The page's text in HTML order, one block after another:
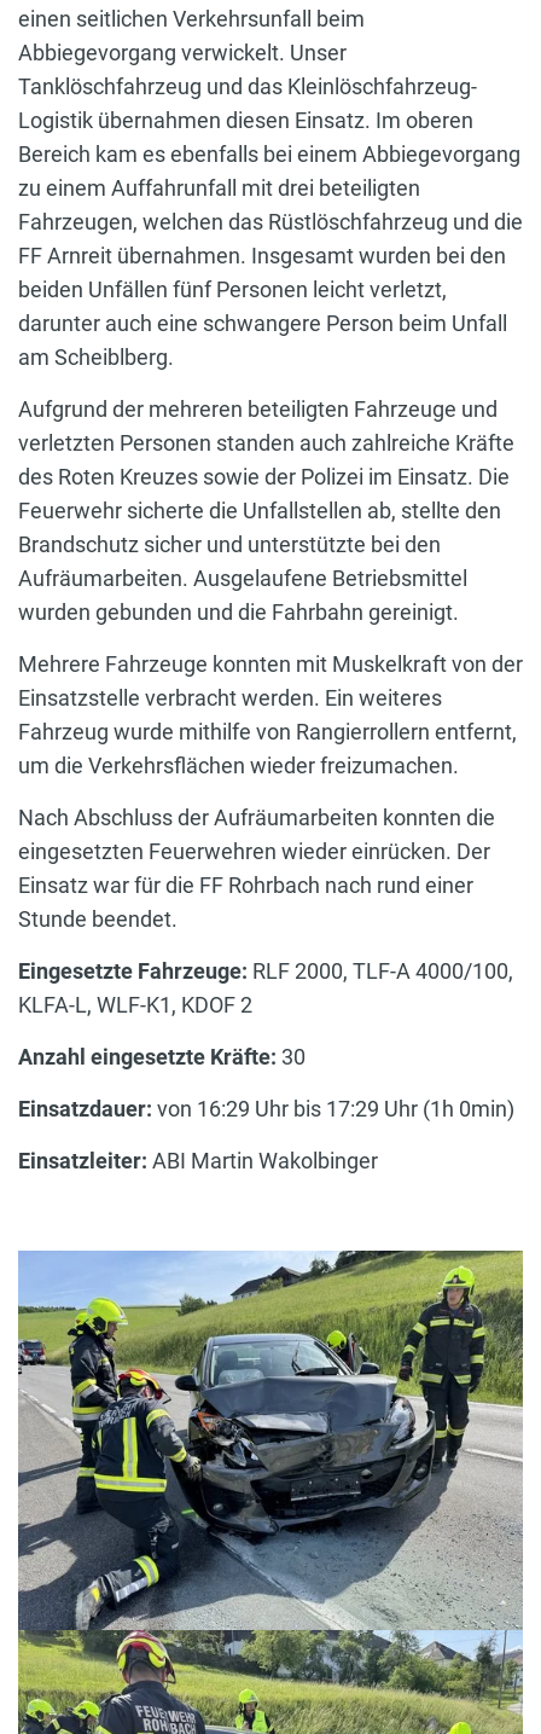
einen seitlichen Verkehrsunfall beim
Abbiegevorgang verwickelt. Unser
Tanklöschfahrzeug und das Kleinlöschfahrzeug-
Logistik übernahmen diesen Einsatz. Im oberen
Bereich kam es ebenfalls bei einem Abbiegevorgang
zu einem Auffahrunfall mit drei beteiligten
Fahrzeugen, welchen das Rüstlöschfahrzeug und die
FF Arnreit übernahmen. Insgesamt wurden bei den
beiden Unfällen fünf Personen leicht verletzt,
darunter auch eine schwangere Person beim Unfall
am Scheiblberg.
Aufgrund der mehreren beteiligten Fahrzeuge und
verletzten Personen standen auch zahlreiche Kräfte
des Roten Kreuzes sowie der Polizei im Einsatz. Die
Feuerwehr sicherte die Unfallstellen ab, stellte den
Brandschutz sicher und unterstützte bei den
Aufräumarbeiten. Ausgelaufene Betriebsmittel
wurden gebunden und die Fahrbahn gereinigt.
Mehrere Fahrzeuge konnten mit Muskelkraft von der
Einsatzstelle verbracht werden. Ein weiteres
Fahrzeug wurde mithilfe von Rangierrollern entfernt,
um die Verkehrsflächen wieder freizumachen.
Nach Abschluss der Aufräumarbeiten konnten die
eingesetzten Feuerwehren wieder einrücken. Der
Einsatz war für die FF Rohrbach nach rund einer
Stunde beendet.
Eingesetzte Fahrzeuge: RLF 2000, TLF-A 4000/100,
KLFA-L, WLF-K1, KDOF 2
Anzahl eingesetzte Kräfte: 30
Einsatzdauer: von 16:29 Uhr bis 17:29 Uhr (1h 0min)
Einsatzleiter: ABI Martin Wakolbinger